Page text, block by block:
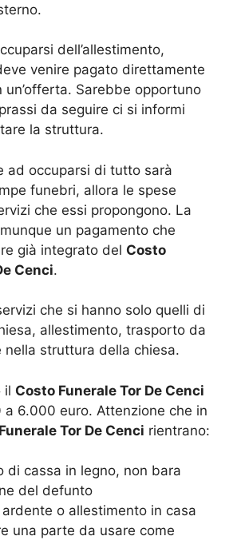
dell’allestimento,
venire pagato direttamente
un’offerta. Sarebbe opportuno
da seguire ci si informi
la struttura.
ad occuparsi di tutto sarà
funebri, allora le spese
che essi propongono. La
un pagamento che
già integrato del Costo
Cenci.
che si hanno solo quelli di
allestimento, trasporto da
nella struttura della chiesa.
il Costo Funerale Tor De Cenci
6.000 euro. Attenzione che in
Tor De Cenci rientrano:
di cassa in legno, non bara
del defunto
ardente o allestimento in casa
una parte da usare come